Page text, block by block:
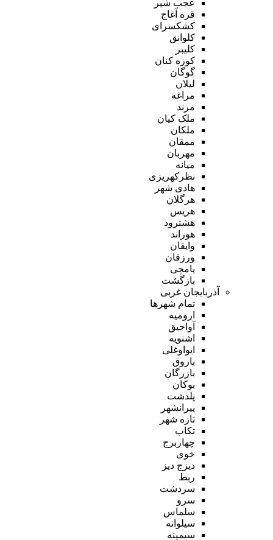
عجب شیر
قره آغاج
کشکسرای
کلوانق
کلیبر
کوزه کنان
گوگان
لیلان
مراغه
مرند
ملک کیان
ملکان
ممقان
مهربان
میانه
نظرکهریزی
هادی شهر
هرگلان
هریس
هشترود
هوراند
وایقان
ورزقان
یامچی
بازگشت
آذربایجان غربی
تمام شهر‌ها
ارومیه
آواجیق
اشنویه
ایواوغلی
باروق
بازرگان
بوکان
پلدشت
پیرانشهر
تازه شهر
تکاب
چهاربرج
خوی
دیزج دیز
ربط
سردشت
سرو
سلماس
سیلوانه
سیمینه